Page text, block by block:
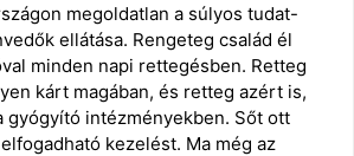
megoldatlan a súlyos tudat-
ellátása. Rengeteg család él
minden napi rettegésben. Retteg
kárt magában, és retteg azért is,
gyógyító intézményekben. Sőt ott
kezelést. Ma még az